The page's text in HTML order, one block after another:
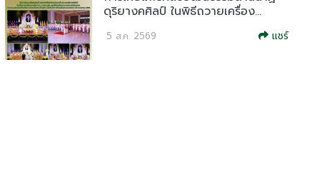
ดุริยางคศิลป์ ในพิธีถวายเครื่อง...
5 ส.ค. 2569 แชร์